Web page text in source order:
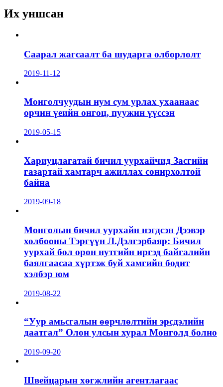
Их уншсан
Саарал жагсаалт ба шударга олборлолт
2019-11-12
Монголчуудын нум сум урлах ухаанаас
орчин үеийн онгоц, пуужин үүссэн
2019-05-15
Хариуцлагатай бичил уурхайчид Засгийн
газартай хамтарч ажиллах сонирхолтой
байна
2019-09-18
Монголын бичил уурхайн нэгдсэн Дээвэр
холбооны Тэргүүн Л.Дэлгэрбаяр: Бичил
уурхай бол орон нутгийн иргэд байгалийн
баялгаасаа хүртэж буй хамгийн бодит
хэлбэр юм
2019-08-22
“Уур амьсгалын өөрчлөлтийн эрсдэлийн
даатгал” Олон улсын хурал Монголд болно
2019-09-20
Швейцарын хөгжлийн агентлагаас